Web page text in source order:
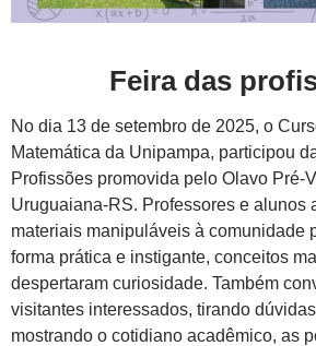
Feira das
No dia 13 de setembro de 2025, o
Matemática da Unipampa, participou
Profissões promovida pelo Olavo Pré-
Uruguaiana-RS. Professores e alunos
materiais manipuláveis à comunidade
forma prática e instigante, conceitos
despertaram curiosidade. Também
visitantes interessados, tirando
mostrando o cotidiano acadêmico, as